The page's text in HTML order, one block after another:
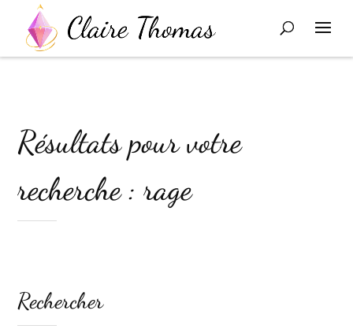
Résultats pour votre
recherche : rage
Rechercher